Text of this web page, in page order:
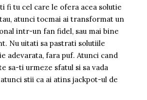
fi tu cel care le ofera acea solutie
atunci tocmai ai transformat un
intr-un fan fidel, sau mai bine
Nu uitati sa pastrati solutiile
adevarata, fara puf. Atunci cand
sa-ti urmeze sfatul si sa vada
stii ca ai atins jackpot-ul de